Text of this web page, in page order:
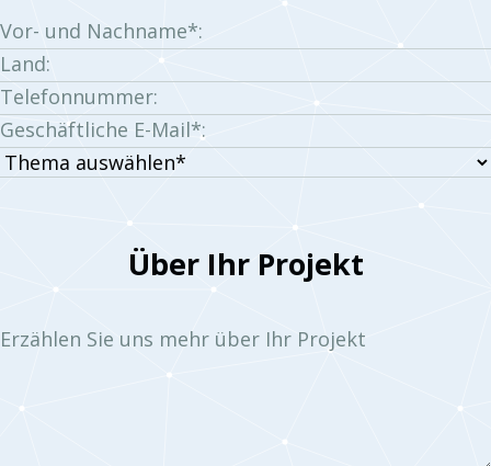
Vor- und Nachname*:
Land:
Telefonnummer:
Geschäftliche E-Mail*:
Thema
Über Ihr Projekt
Erzählen Sie uns mehr über Ihr Projekt